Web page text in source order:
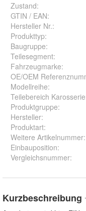
Zustand:
GTIN / EAN:
Hersteller Nr.:
Produkttyp:
Baugruppe:
Teilesegment:
Fahrzeugmarke:
OE/OEM
Modellreihe:
Teilebereich Karosserie
Produktgruppe:
Hersteller:
Produktart:
Weitere Artikelnummer:
Einbauposition:
Vergleichsnummer:
Kurzbeschreibung *